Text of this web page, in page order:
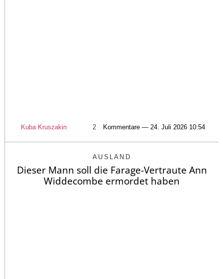
Kuba Kruszakin 2 Kommentare — 24. Juli 2026 10:54
AUSLAND
Dieser Mann soll die Farage-Vertraute Ann
Widdecombe ermordet haben